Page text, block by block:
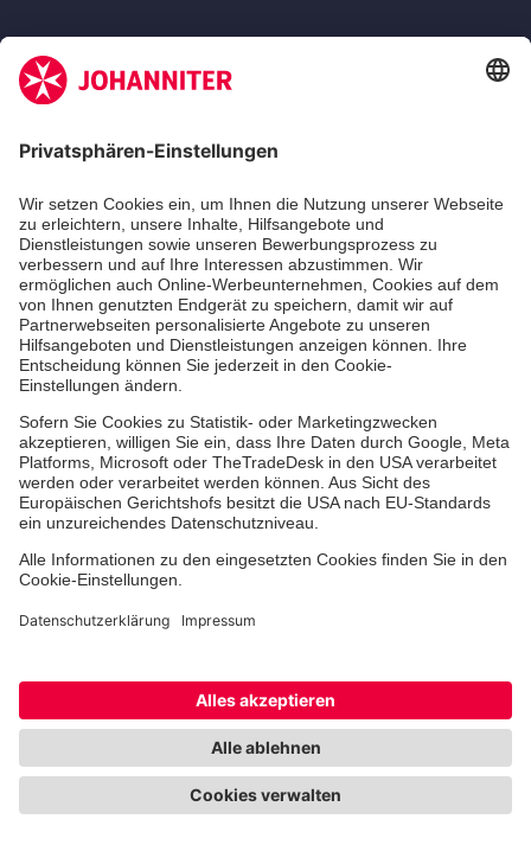
Erste-Hilfe-Kurse
Jobs
Ehrenamt
Freiwilligendienst
Johanniter-Jugend
Spendenprojekte
Kindertagesstätten
Einrichtungen
Cookie-Einstellungen Datenschutz Barrierefreiheit
Impressum Kontakt Widerruf